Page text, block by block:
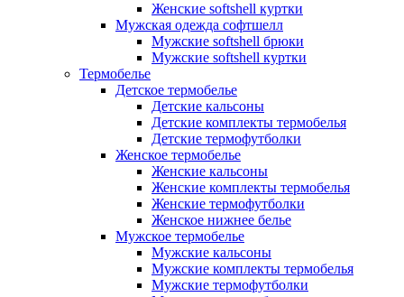
Женские softshell куртки
Мужская одежда софтшелл
Мужские softshell брюки
Мужские softshell куртки
Термобелье
Детское термобелье
Детские кальсоны
Детские комплекты термобелья
Детские термофутболки
Женское термобелье
Женские кальсоны
Женские комплекты термобелья
Женские термофутболки
Женское нижнее белье
Мужское термобелье
Мужские кальсоны
Мужские комплекты термобелья
Мужские термофутболки